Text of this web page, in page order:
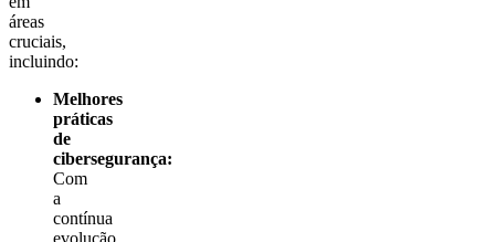
áreas
cruciais,
incluindo:
Melhores
práticas
de
cibersegurança:
Com
a
contínua
evolução